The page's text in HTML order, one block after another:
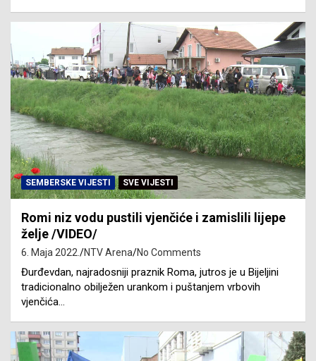
SEMBERSKE VIJESTI SVE VIJESTI
Romi niz vodu pustili vjenčiće i zamislili lijepe
želje /VIDEO/
6. Maja 2022. NTV Arena No Comments
Đurđevdan, najradosniji praznik Roma, jutros je u Bijeljini
tradicionalno obilježen urankom i puštanjem vrbovih
vjenčića…